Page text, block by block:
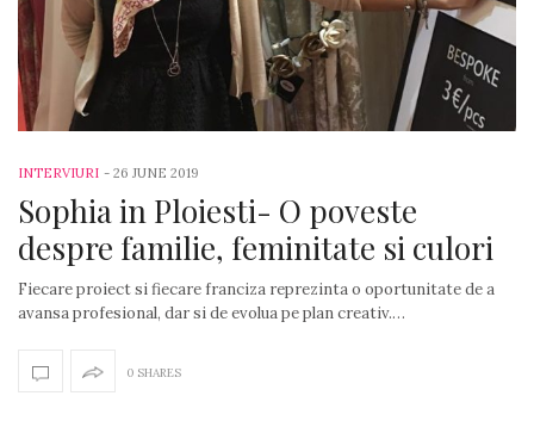
INTERVIURI - 26 JUNE 2019
Sophia in Ploiesti- O poveste
despre familie, feminitate si culori
Fiecare proiect si fiecare franciza reprezinta o oportunitate de a
avansa profesional, dar si de evolua pe plan creativ.…
0 SHARES